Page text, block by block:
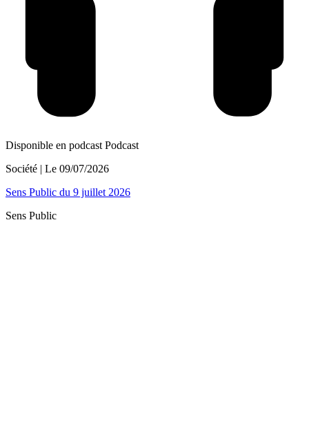
Disponible en podcast Podcast
Société | Le 09/07/2026
Sens Public du 9 juillet 2026
Sens Public